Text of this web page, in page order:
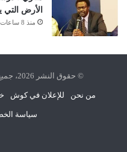
الأرض التي
منذ 8 ساعات
© حقوق النشر 2026، جميع الحقوق محفوظة | كوش نيوز
من نحن للإعلان في كوش
سياسة